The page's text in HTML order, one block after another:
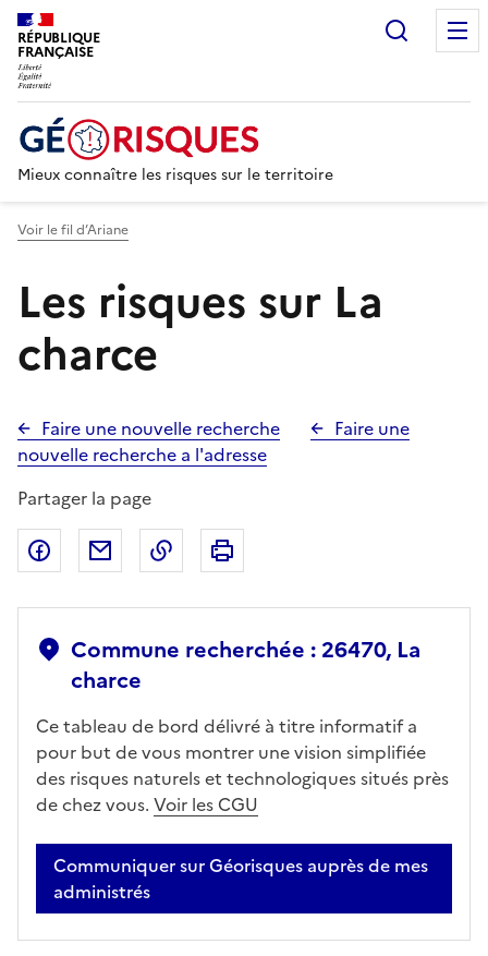
RÉPUBLIQUE
FRANÇAISE
Mieux connaître les risques sur le territoire
Voir le fil d’Ariane
Les risques sur La
charce
Faire une nouvelle recherche
Faire une
nouvelle recherche a l'adresse
Partager la page
Partager sur Facebook
Partager par emailCopier dans le presse-papier
Commune recherchée : 26470, La
charce
Ce tableau de bord délivré à titre informatif a
pour but de vous montrer une vision simplifiée
des risques naturels et technologiques situés près
de chez vous. Voir les CGU
Communiquer sur Géorisques auprès de mes
administrés